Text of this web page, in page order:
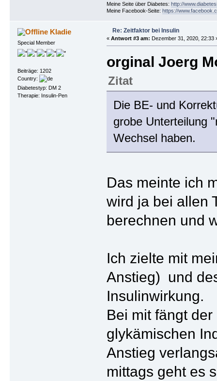
Meine Seite über Diabetes: http://
Meine Facebook-Seite: https://
Kladie
Special Member
Beiträge: 1202
Country:
Diabetestyp: DM 2
Therapie: Insulin-Pen
Re: Zeitfaktor bei Insulin
« Antwort #3 am: Dezember 31, 2020, 22:33
orginal Joerg
Zitat
Die BE- und
grobe Unterteilung
Wechsel haben.
Das meinte ich
wird ja bei allen
berechnen und
Ich zielte mit
Anstieg) und
Insulinwirkung.
Bei mit fängt
glykämischen
Anstieg
mittags geht es